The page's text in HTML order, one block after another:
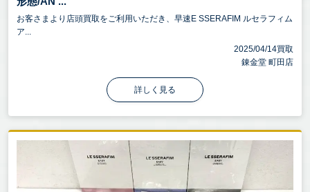
お客さまより店頭買取をご利用いただき、早速E SSERAFIM ルセラフィム
ア...
2025/04/14買取
錬金堂 町田店
詳しく見る